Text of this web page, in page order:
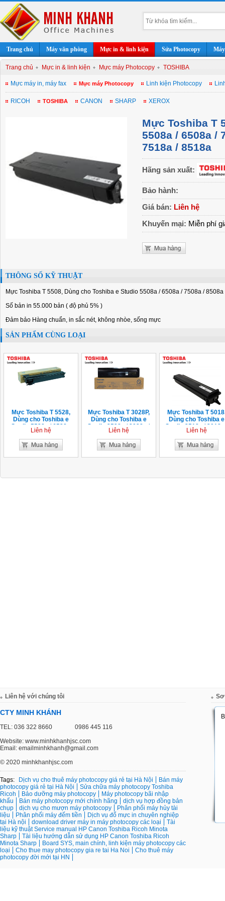
Trang chủ Máy văn phòng Mực in & linh kiện Sửa Photocopy
Trang chủ Mực in & linh kiện Mực máy Photocopy TOSHIBA
Mực máy in, máy fax Mực máy Photocopy Linh kiện Photocopy
RICOH TOSHIBA CANON SHARP XEROX
Mực Toshiba T
5508a / 6508a /
7518a / 8518a
Hãng sản xuất:
Bảo hành:
Giá bán: Liên hệ
Khuyến mại: Miễn phí
THÔNG SỐ KỸ THUẬT
Mực Toshiba T 5508, Dùng cho Toshiba e Studio 5508a / 6508a / 7508a /
Số bản in 55.000 bản ( độ phủ 5% )
Đảm bảo Hàng chuẩn, in sắc nét, không nhòe, sống mực
SẢN PHẨM CÙNG LOẠI
Mực Toshiba T 5528,
Dùng cho Toshiba e
Studio 5528a / 6528a
Liên hệ
Mực Toshiba T 3028P,
Dùng cho Toshiba e
Studio 2528a / 3028a /
3528a / 4528a
Liên hệ
Mực Toshiba T
Dùng cho Toshiba e
Studio 2518a /
3518a / 4518a /
Liên hệ
Liên hệ với chúng tôi
CTY MINH KHÁNH
TEL: 036 322 8660 0986 445 116
Website: www.minhkhanhjsc.com
Email: emailminhkhanh@gmail.com
© 2020 minhkhanhjsc.com
Tags: Dịch vụ cho thuê máy photocopy giá rẻ tại Hà Nội
Bán máy
photocopy giá rẻ tại Hà Nội
Sửa chữa máy photocopy Toshiba
Ricoh
Bảo dưỡng máy photocopy
Máy photocopy bãi nhập
khẩu
Bán máy photocopy mới chính hãng
dịch vụ hợp đồng bản
chụp
dịch vụ cho mượn máy photocopy
Phân phối máy hủy tài
liệu
Phân phối máy đếm tiền
Dịch vụ đổ mực in chuyên nghiệp
tại Hà nội
download driver máy in máy photocopy các loại
Tài
liệu kỹ thuật Service manual HP Canon Toshiba Ricoh Minota
Sharp
Tài liệu hướng dẫn sử dụng HP Canon Toshiba Ricoh
Minota Sharp
Board SYS, main chính, linh kiện máy photocopy các
loại
Cho thue may photocopy gia re tai Ha Noi
Cho thuê máy
photocopy đời mới tại HN